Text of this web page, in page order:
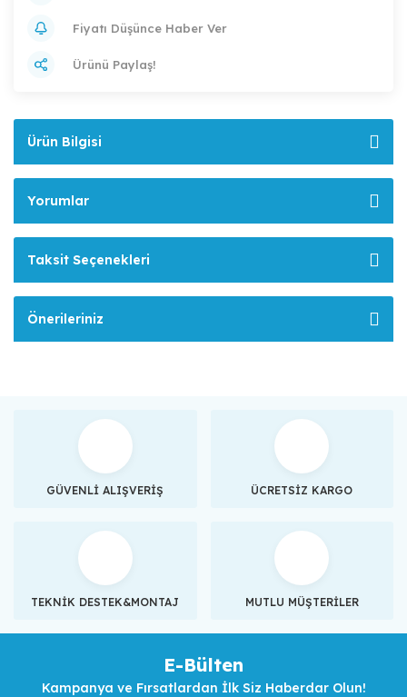
Fiyatı Düşünce Haber Ver
Ürünü Paylaş!
Ürün Bilgisi
Yorumlar
Taksit Seçenekleri
Önerileriniz
GÜVENLİ ALIŞVERİŞ ÜCRETSİZ KARGO
TEKNİK DESTEK&MONTAJ MUTLU MÜŞTERİLER
E-Bülten
Kampanya ve Fırsatlardan İlk Siz Haberdar Olun!